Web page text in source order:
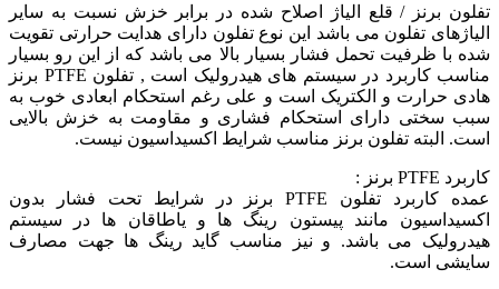
تفلون برنز / قلع الیاژ اصلاح شده در برابر خزش نسبت به سایر
الیاژهای تفلون می باشد این نوع تفلون دارای هدایت حرارتی تقویت
شده با ظرفیت تحمل فشار بسیار بالا می باشد که از این رو بسیار
مناسب کاربرد در سیستم های هیدرولیک است , تفلون PTFE برنز
هادی حرارت و الکتریک است و علی رغم استحکام ابعادی خوب به
سبب سختی دارای استحکام فشاری و مقاومت به خزش بالایی
است. البته تفلون برنز مناسب شرایط اکسیداسیون نیست.
کاربرد PTFE برنز :
عمده کاربرد تفلون PTFE برنز در شرایط تحت فشار بدون
اکسیداسیون مانند پیستون رینگ ها و یاطاقان ها در سیستم
هیدرولیک می باشد. و نیز مناسب گاید رینگ ها جهت مصارف
سایشی است.